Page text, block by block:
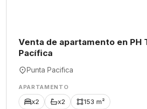
Venta de apartamento en PH
Pacífica
Punta Pacifica
APARTAMENTO
x2 x2 153 m²